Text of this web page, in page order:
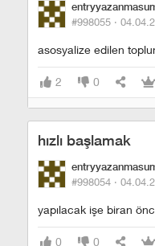
#998055 ·
asosyalize edilen
2 0
hızlı başlamak
#998054 ·
yapılacak işe biran
0 0